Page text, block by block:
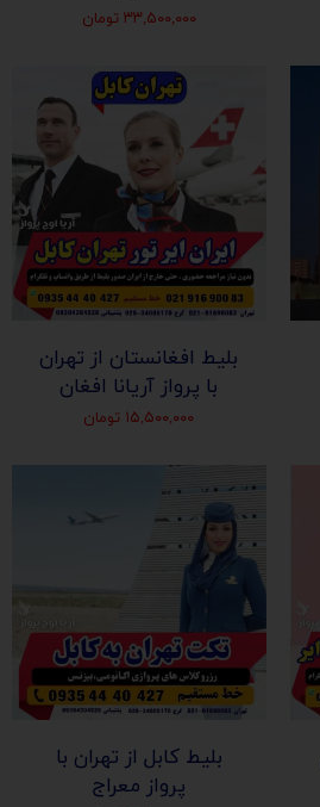
۳۳,۵۰۰,۰۰۰ تومان
بلیط افغانستان از تهران
با پرواز آریانا افغان
۱۵,۵۰۰,۰۰۰ تومان
بلیط کابل از تهران با
پرواز معراج